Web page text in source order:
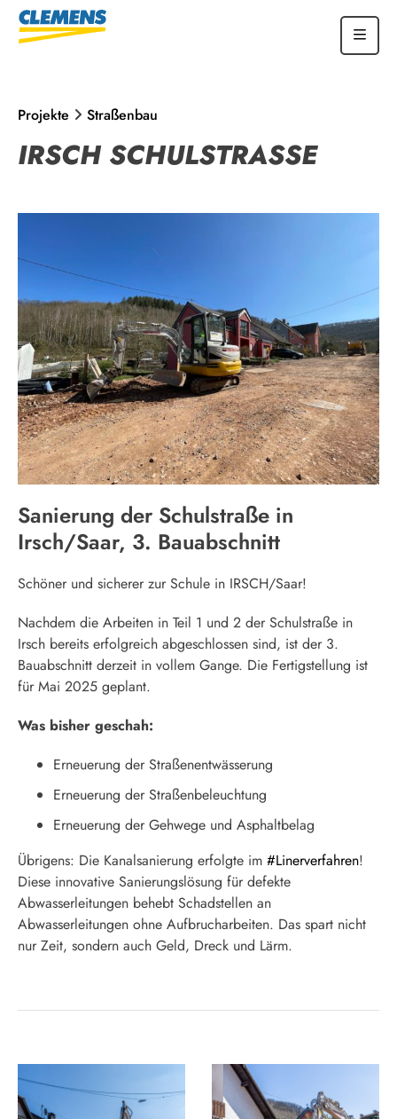
Projekte Straßenbau
IRSCH SCHULSTRASSE
Sanierung der Schulstraße in
Irsch/Saar, 3. Bauabschnitt
Schöner und sicherer zur Schule in IRSCH/Saar!
Nachdem die Arbeiten in Teil 1 und 2 der Schulstraße in
Irsch bereits erfolgreich abgeschlossen sind, ist der 3.
Bauabschnitt derzeit in vollem Gange. Die Fertigstellung ist
für Mai 2025 geplant.
Was bisher geschah:
Erneuerung der Straßenentwässerung
Erneuerung der Straßenbeleuchtung
Erneuerung der Gehwege und Asphaltbelag
Übrigens: Die Kanalsanierung erfolgte im #Linerverfahren!
Diese innovative Sanierungslösung für defekte
Abwasserleitungen behebt Schadstellen an
Abwasserleitungen ohne Aufbrucharbeiten. Das spart nicht
nur Zeit, sondern auch Geld, Dreck und Lärm.